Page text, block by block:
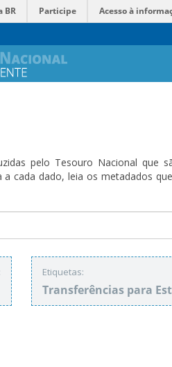
BR Participe Acesso à
pelo Tesouro Nacional que
cada dado, leia os metadados
Etiquetas:
Transferências para